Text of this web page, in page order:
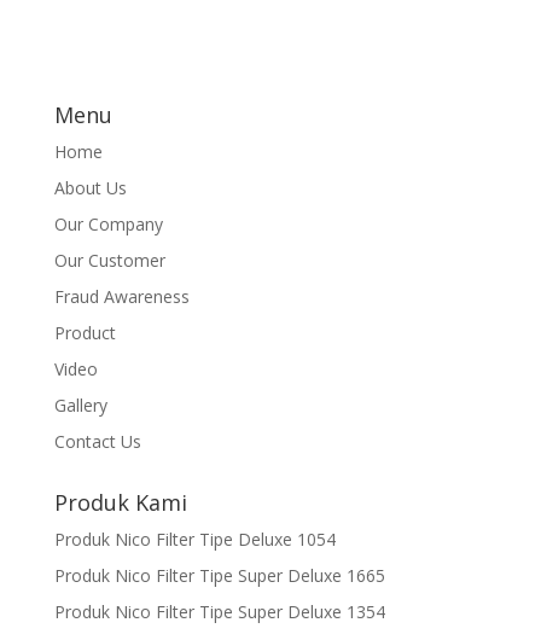
Menu
Home
About Us
Our Company
Our Customer
Fraud Awareness
Product
Video
Gallery
Contact Us
Produk Kami
Produk Nico Filter Tipe Deluxe 1054
Produk Nico Filter Tipe Super Deluxe 1665
Produk Nico Filter Tipe Super Deluxe 1354